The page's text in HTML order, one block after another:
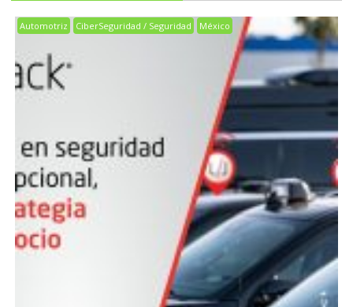
Automotriz CiberSeguridad / Seguridad México